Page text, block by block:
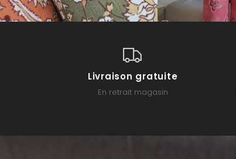
Livraison gratuite
En retrait magasin